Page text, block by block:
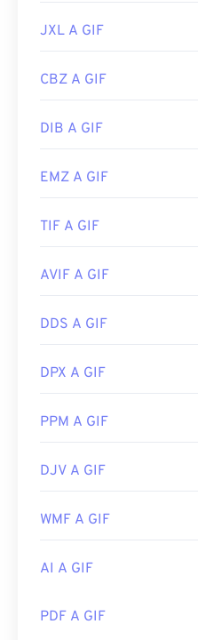
JXL A GIF
CBZ A GIF
DIB A GIF
EMZ A GIF
TIF A GIF
AVIF A GIF
DDS A GIF
DPX A GIF
PPM A GIF
DJV A GIF
WMF A GIF
AI A GIF
PDF A GIF